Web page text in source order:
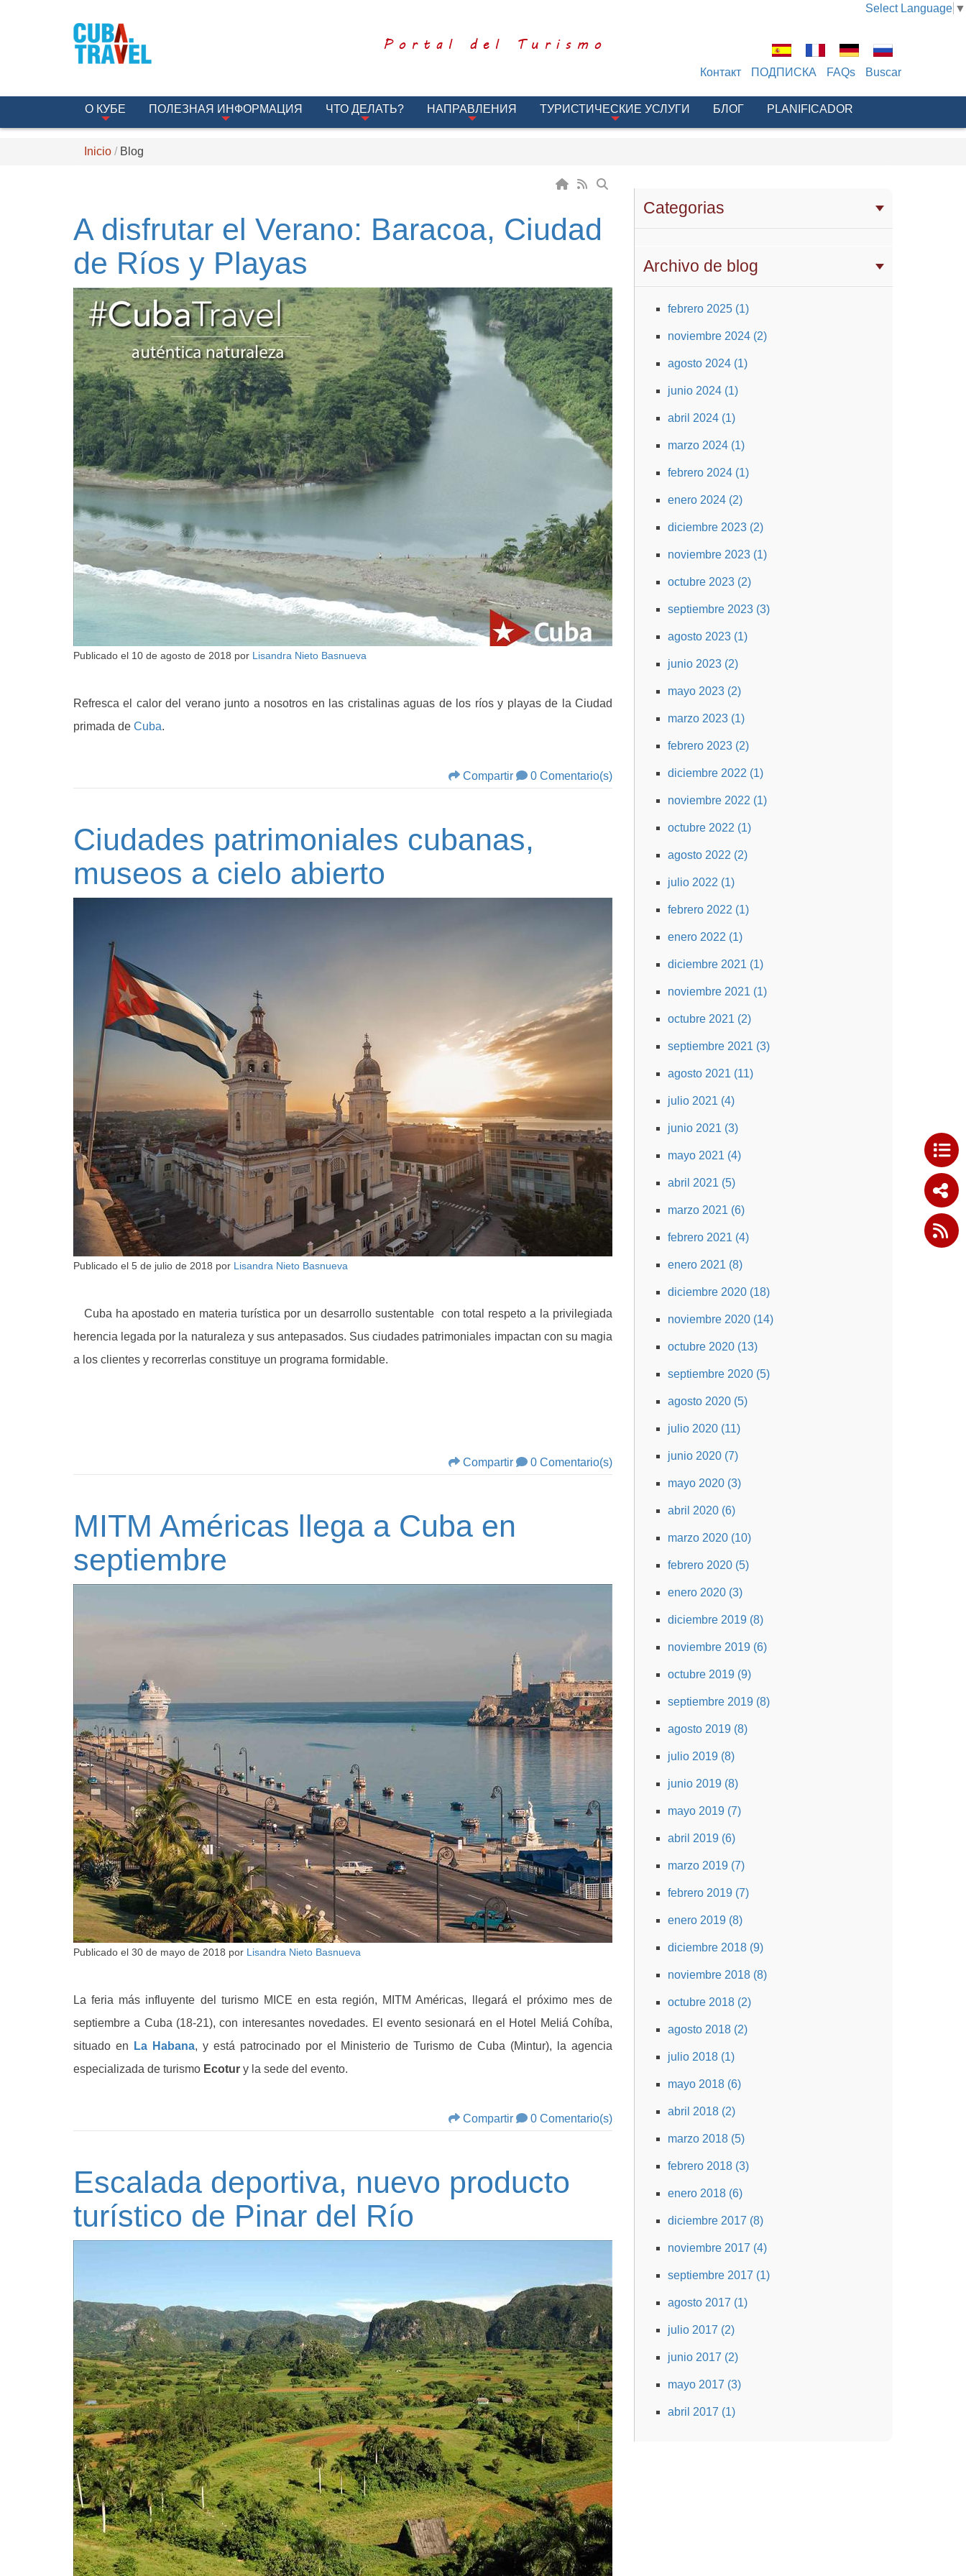
Select Language ▼
Portal del Turismo
Контакт ПОДПИСКА FAQs Buscar
О КУБЕ ПОЛЕЗНАЯ ИНФОРМАЦИЯ ЧТО ДЕЛАТЬ? НАПРАВЛЕНИЯ ТУРИСТИЧЕСКИЕ УСЛУГИ БЛОГ PLANIFICADOR
Inicio Blog
Categorias
Archivo de blog
febrero 2025 (1)
noviembre 2024 (2)
agosto 2024 (1)
junio 2024 (1)
abril 2024 (1)
marzo 2024 (1)
febrero 2024 (1)
enero 2024 (2)
diciembre 2023 (2)
noviembre 2023 (1)
octubre 2023 (2)
septiembre 2023 (3)
agosto 2023 (1)
junio 2023 (2)
mayo 2023 (2)
marzo 2023 (1)
febrero 2023 (2)
diciembre 2022 (1)
noviembre 2022 (1)
octubre 2022 (1)
agosto 2022 (2)
julio 2022 (1)
febrero 2022 (1)
enero 2022 (1)
diciembre 2021 (1)
noviembre 2021 (1)
octubre 2021 (2)
septiembre 2021 (3)
agosto 2021 (11)
julio 2021 (4)
junio 2021 (3)
mayo 2021 (4)
abril 2021 (5)
marzo 2021 (6)
febrero 2021 (4)
enero 2021 (8)
diciembre 2020 (18)
noviembre 2020 (14)
octubre 2020 (13)
septiembre 2020 (5)
agosto 2020 (5)
julio 2020 (11)
junio 2020 (7)
mayo 2020 (3)
abril 2020 (6)
marzo 2020 (10)
febrero 2020 (5)
enero 2020 (3)
diciembre 2019 (8)
noviembre 2019 (6)
octubre 2019 (9)
septiembre 2019 (8)
agosto 2019 (8)
julio 2019 (8)
junio 2019 (8)
mayo 2019 (7)
abril 2019 (6)
marzo 2019 (7)
febrero 2019 (7)
enero 2019 (8)
diciembre 2018 (9)
noviembre 2018 (8)
octubre 2018 (2)
agosto 2018 (2)
julio 2018 (1)
mayo 2018 (6)
abril 2018 (2)
marzo 2018 (5)
febrero 2018 (3)
enero 2018 (6)
diciembre 2017 (8)
noviembre 2017 (4)
septiembre 2017 (1)
agosto 2017 (1)
julio 2017 (2)
junio 2017 (2)
mayo 2017 (3)
abril 2017 (1)
A disfrutar el Verano: Baracoa, Ciudad
de Ríos y Playas
Publicado el 10 de agosto de 2018 por Lisandra Nieto Basnueva
Refresca el calor del verano junto a nosotros en las cristalinas aguas de los ríos y playas de la Ciudad
primada de Cuba.
Compartir 0 Comentario(s)
Ciudades patrimoniales cubanas,
museos a cielo abierto
Publicado el 5 de julio de 2018 por Lisandra Nieto Basnueva
Cuba ha apostado en materia turística por un desarrollo sustentable con total respeto a la privilegiada
herencia legada por la naturaleza y sus antepasados. Sus ciudades patrimoniales impactan con su magia
a los clientes y recorrerlas constituye un programa formidable.
Compartir 0 Comentario(s)
MITM Américas llega a Cuba en
septiembre
Publicado el 30 de mayo de 2018 por Lisandra Nieto Basnueva
La feria más influyente del turismo MICE en esta región, MITM Américas, llegará el próximo mes de
septiembre a Cuba (18-21), con interesantes novedades. El evento sesionará en el Hotel Meliá Cohíba,
situado en
La Habana, y está patrocinado por el Ministerio de Turismo de Cuba (Mintur), la agencia
especializada de turismo Ecotur y la sede del evento.
Compartir 0 Comentario(s)
Escalada deportiva, nuevo producto
turístico de Pinar del Río